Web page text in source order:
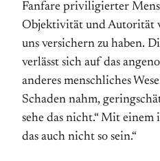
Fanfare priviligierter
Objektivität und Autorität
uns versichern zu haben.
verlässt sich auf das
anderes menschliches
Schaden nahm,
sehe das nicht.“ Mit
das auch nicht so sein.“